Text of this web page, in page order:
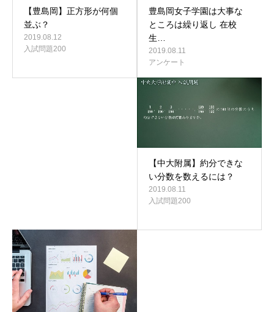
【豊島岡】正方形が何個
並ぶ？
2019.08.12
入試問題200
豊島岡女子学園は大事な
ところは繰り返し 在校
生…
2019.08.11
アンケート
【中大附属】約分できな
い分数を数えるには？
2019.08.11
入試問題200